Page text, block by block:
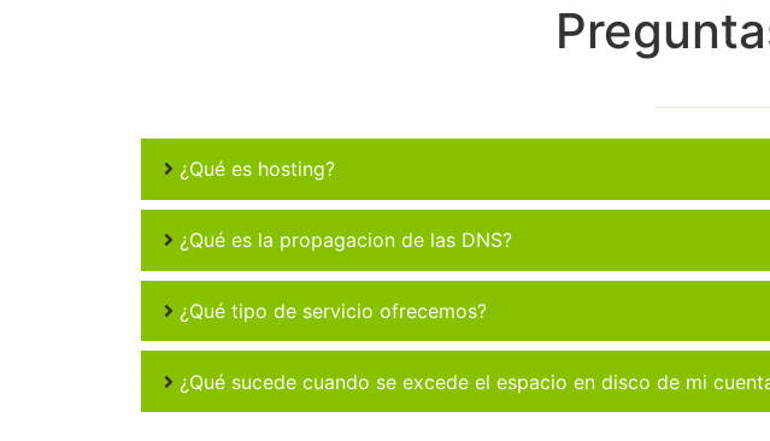
¿Qué es hosting?
¿Qué es la propagacion de las DNS?
¿Qué tipo de servicio ofrecemos?
¿Qué sucede cuando se excede el espacio en disco de mi